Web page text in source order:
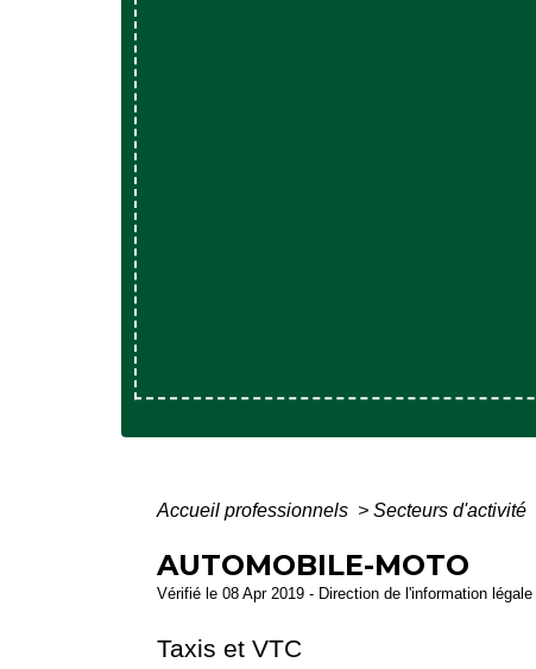
Accueil professionnels > Secteurs d'activité
AUTOMOBILE-MOTO
Vérifié le 08 Apr 2019 - Direction de l'information
Taxis et VTC